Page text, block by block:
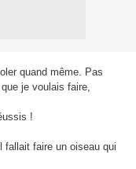
quand même. Pas
je voulais faire,
!
fallait faire un oiseau qui